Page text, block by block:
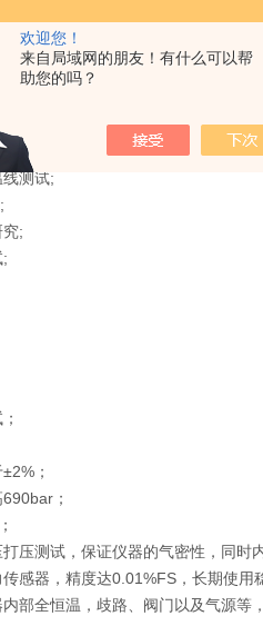
欢迎您！
来自局域网的朋友！有什么可以帮
助您的吗？
附仪
可选，分析位数量1/2/4
测试;
;
于±2%；
690bar；
压测试，保证仪器的气密性，同时
感器，精度达0.01%FS，长期使用
部全恒温，歧路、阀门以及气源等